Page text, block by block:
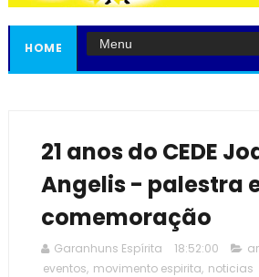
HOME
21 anos do CEDE
Angelis - palestra
comemoração
Garanhuns Espírita 18:52:00
eventos, movimento espirita, noticias